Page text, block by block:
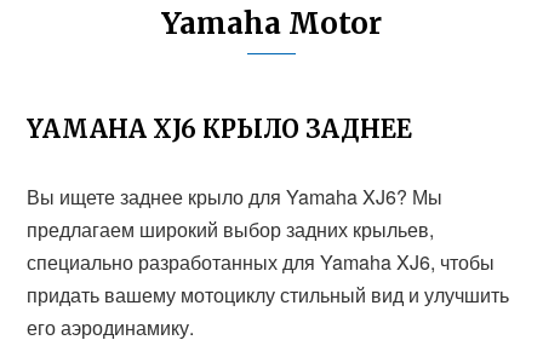
Yamaha Motor
YAMAHA XJ6 КРЫЛО ЗАДНЕЕ
Вы ищете заднее крыло для Yamaha XJ6? Мы
предлагаем широкий выбор задних крыльев,
специально разработанных для Yamaha XJ6, чтобы
придать вашему мотоциклу стильный вид и улучшить
его аэродинамику.